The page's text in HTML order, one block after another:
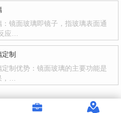
：镜面玻璃即镜子，指玻璃表面通
应…
制
定制优势：镜面玻璃的主要功能是
…